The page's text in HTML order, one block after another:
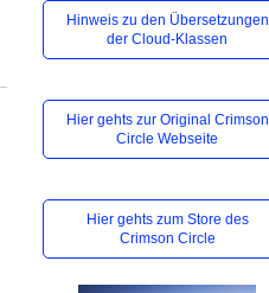
Hinweis zu den Übersetzungen
der Cloud-Klassen
Hier gehts zur Original Crimson
Circle Webseite
Hier gehts zum Store des
Crimson Circle